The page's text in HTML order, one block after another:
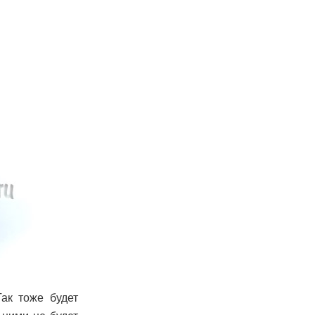
тоже будет